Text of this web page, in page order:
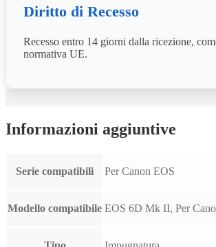
Diritto di Recesso
Recesso entro 14 giorni dalla ricezione,
normativa UE.
Informazioni aggiuntive
Serie compatibili Per Canon EOS
Modello compatibile EOS 6D Mk II, Per